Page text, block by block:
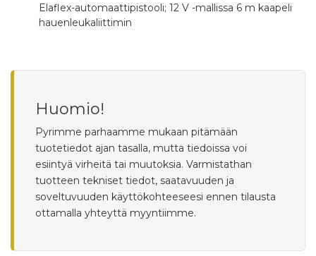
Elaflex-automaattipistooli; 12 V -mallissa 6 m kaapeli
hauenleukaliittimin
Huomio!
Pyrimme parhaamme mukaan pitämään
tuotetiedot ajan tasalla, mutta tiedoissa voi
esiintyä virheitä tai muutoksia. Varmistathan
tuotteen tekniset tiedot, saatavuuden ja
soveltuvuuden käyttökohteeseesi ennen tilausta
ottamalla yhteyttä myyntiimme.